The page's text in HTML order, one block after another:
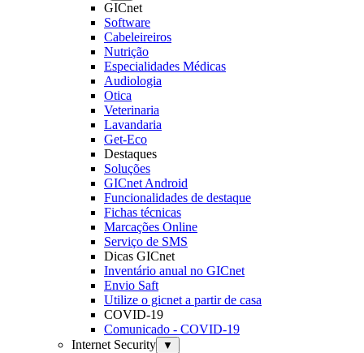
GICnet
Software
Cabeleireiros
Nutrição
Especialidades Médicas
Audiologia
Otica
Veterinaria
Lavandaria
Get-Eco
Destaques
Soluções
GICnet Android
Funcionalidades de destaque
Fichas técnicas
Marcações Online
Serviço de SMS
Dicas GICnet
Inventário anual no GICnet
Envio Saft
Utilize o gicnet a partir de casa
COVID-19
Comunicado - COVID-19
Internet Security
▼